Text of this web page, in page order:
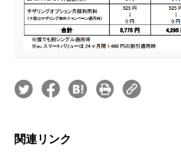
関連リンク